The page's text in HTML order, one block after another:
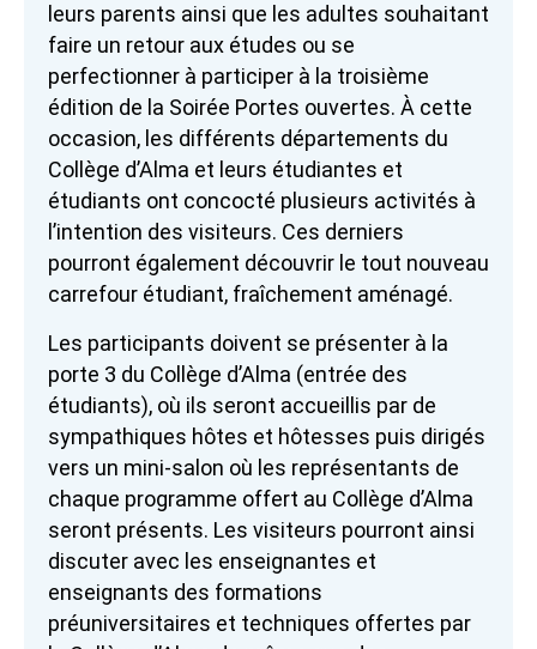
leurs parents ainsi que les adultes souhaitant
faire un retour aux études ou se
perfectionner à participer à la troisième
édition de la Soirée Portes ouvertes. À cette
occasion, les différents départements du
Collège d’Alma et leurs étudiantes et
étudiants ont concocté plusieurs activités à
l’intention des visiteurs. Ces derniers
pourront également découvrir le tout nouveau
carrefour étudiant, fraîchement aménagé.
Les participants doivent se présenter à la
porte 3 du Collège d’Alma (entrée des
étudiants), où ils seront accueillis par de
sympathiques hôtes et hôtesses puis dirigés
vers un mini-salon où les représentants de
chaque programme offert au Collège d’Alma
seront présents. Les visiteurs pourront ainsi
discuter avec les enseignantes et
enseignants des formations
préuniversitaires et techniques offertes par